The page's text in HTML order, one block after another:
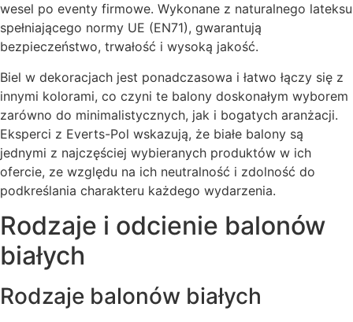
wesel po eventy firmowe. Wykonane z naturalnego lateksu
spełniającego normy UE (EN71), gwarantują
bezpieczeństwo, trwałość i wysoką jakość.
Biel w dekoracjach jest ponadczasowa i łatwo łączy się z
innymi kolorami, co czyni te balony doskonałym wyborem
zarówno do minimalistycznych, jak i bogatych aranżacji.
Eksperci z Everts-Pol wskazują, że białe balony są
jednymi z najczęściej wybieranych produktów w ich
ofercie, ze względu na ich neutralność i zdolność do
podkreślania charakteru każdego wydarzenia.
Rodzaje i odcienie balonów
białych
Rodzaje balonów białych